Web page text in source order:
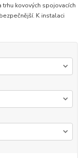
kovových spojovacích
K instalaci